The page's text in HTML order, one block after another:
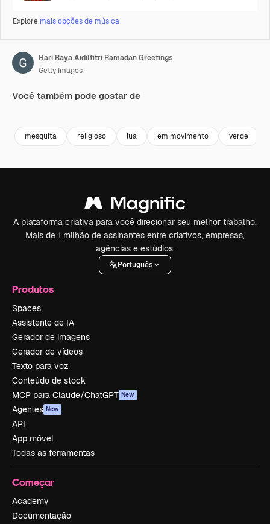
Explore mais opções de música
Hari Raya Aidilfitri Ramadan Greetings
Getty Images
Você também pode gostar de
mesquita religioso lua em movimento verde
A plataforma criativa para você direcionar seu melhor trabalho.
Mais de 1 milhão de assinantes entre criativos, empresas,
agências e estúdios.
Português
Produtos
Spaces
Assistente de IA
Gerador de imagens
Gerador de vídeos
Texto para voz
Conteúdo de stock
MCP para Claude/ChatGPT New
Agentes New
API
App móvel
Todas as ferramentas
Começar
Academy
Documentação